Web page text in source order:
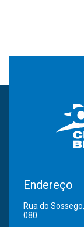
Endereço
Rua do
080